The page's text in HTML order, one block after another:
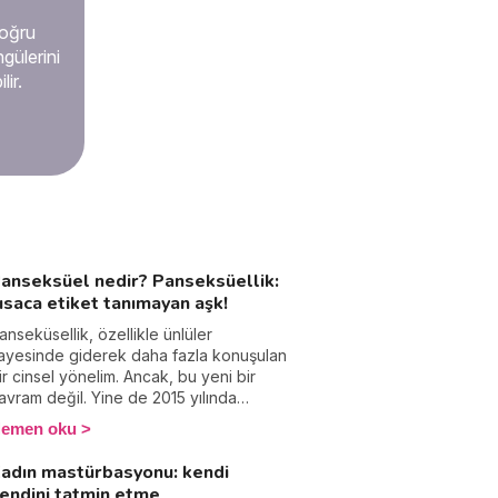
nedir? Panseksüellik:
etiket tanımayan aşk!
özellikle ünlüler
giderek daha fazla konuşulan
cinsel yönelim. Ancak, bu yeni bir
değil. Yine de 2015 yılında
"ELLE" dergisine verdiği bir
Miley Cyrus panseksüel
olan ilgisi arttı. Peki
oku
mastürbasyonu: kendi